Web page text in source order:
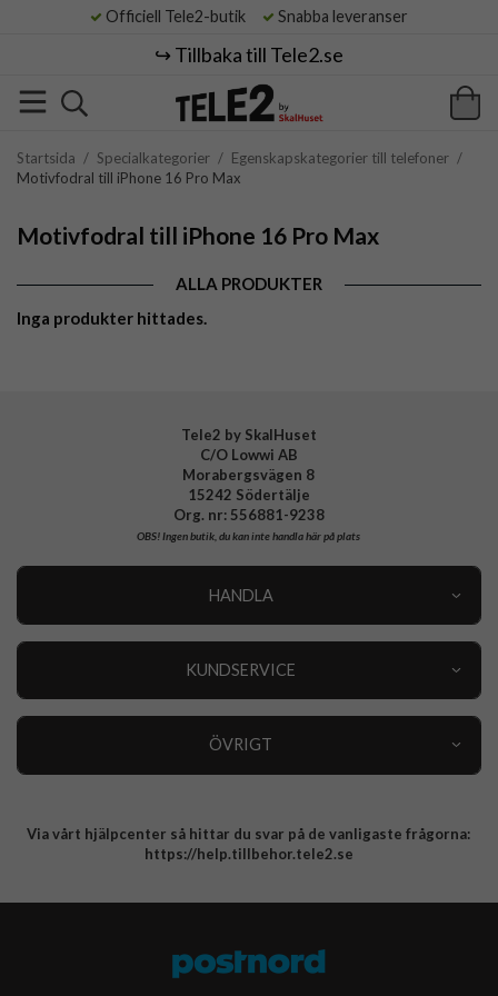
Officiell Tele2-butik Snabba leveranser
↪️ Tillbaka till Tele2.se
Startsida / Specialkategorier / Egenskapskategorier till telefoner /
Motivfodral till iPhone 16 Pro Max
Motivfodral till iPhone 16 Pro Max
ALLA PRODUKTER
Inga produkter hittades.
Tele2 by SkalHuset
C/O Lowwi AB
Morabergsvägen 8
15242 Södertälje
Org. nr: 556881-9238
OBS!Ingen butik, du kan inte handla här på plats
HANDLA
KUNDSERVICE
ÖVRIGT
Integritetspolicy
Via vårt hjälpcenter så hittar du svar på de vanligaste frågorna:
https://help.tillbehor.tele2.se